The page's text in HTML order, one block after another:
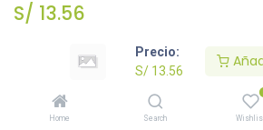
Precio:
S/ 13.56
Home Search
S/ 13.56
Añadir al
Agregar a la lista de deseos